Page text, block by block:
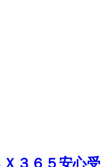
３６５安心受